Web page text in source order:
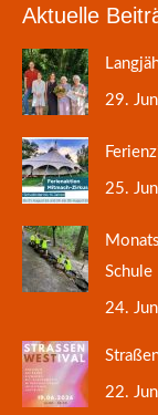
Aktuelle
29.
25.
Schule
24.
22.